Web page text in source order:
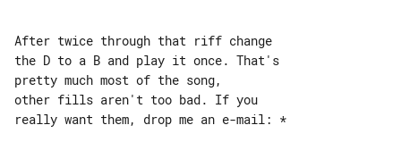
After twice through that riff change
the D to a B and play it once. That's
pretty much most of the song,
other fills aren't too bad. If you